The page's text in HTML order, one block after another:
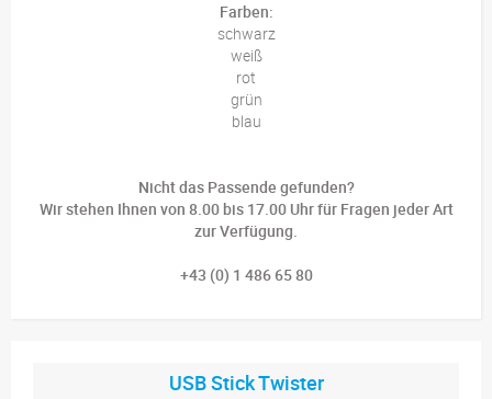
Farben:
schwarz
weiß
rot
grün
blau
Nicht das Passende gefunden?
Wir stehen Ihnen von 8.00 bis 17.00 Uhr für Fragen jeder Art
zur Verfügung.
+43 (0) 1 486 65 80
USB Stick Twister